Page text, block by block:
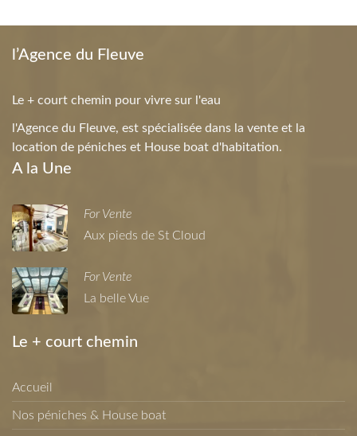
l’Agence du Fleuve
Le + court chemin pour vivre sur l'eau
l'Agence du Fleuve, est spécialisée dans la vente et la
location de péniches et House boat d'habitation.
A la Une
For Vente
Aux pieds de St Cloud
For Vente
La belle Vue
Le + court chemin
Accueil
Nos péniches & House boat